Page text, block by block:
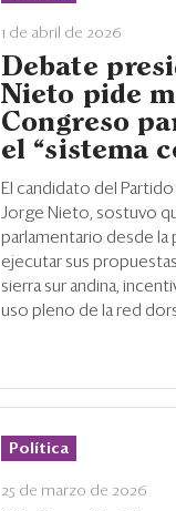
1 de abril de 2026
Debate
Nieto pide
Congreso
el “sistema
El candidato del
Jorge Nieto, sostuvo
parlamentario desde la
ejecutar sus
sierra sur andina,
uso pleno de la red
Política
25 de marzo de 2026